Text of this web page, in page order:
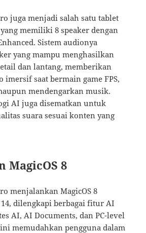
juga menjadi salah satu tablet
memiliki 8 speaker dengan
Sistem audionya
yang mampu menghasilkan
dan lantang, memberikan
imersif saat bermain game FPS,
mendengarkan musik.
AI juga disematkan untuk
suara sesuai konten yang
MagicOS 8
menjalankan MagicOS 8
dilengkapi berbagai fitur AI
AI, AI Documents, dan PC-level
memudahkan pengguna dalam